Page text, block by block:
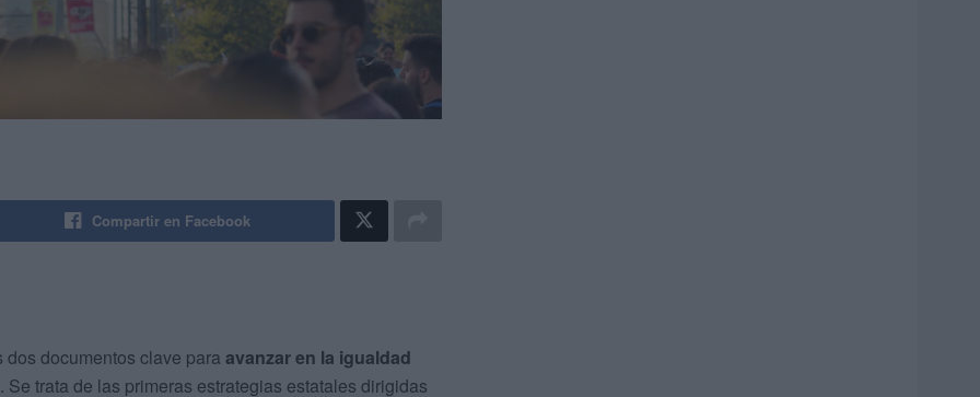
Compartir en Facebook
documentos clave para avanzar en la igualdad
. Se trata de las primeras estrategias estatales dirigidas